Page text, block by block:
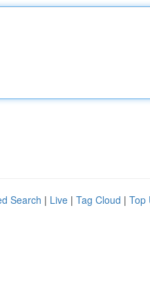
Search | Live | Tag Cloud | Top